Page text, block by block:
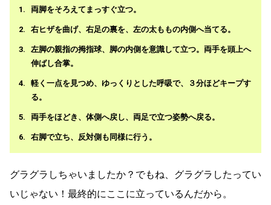
両脚をそろえてまっすぐ立つ。
右ヒザを曲げ、右足の裏を、左の太ももの内側へ当てる。
左脚の親指の拇指球、脚の内側を意識して立つ。両手を頭上へ
伸ばし合掌。
軽く一点を見つめ、ゆっくりとした呼吸で、３分ほどキープす
る。
両手をほどき、体側へ戻し、両足で立つ姿勢へ戻る。
右脚で立ち、反対側も同様に行う。
グラグラしちゃいましたか？でもね、グラグラしたってい
いじゃない！最終的にここに立っているんだから。